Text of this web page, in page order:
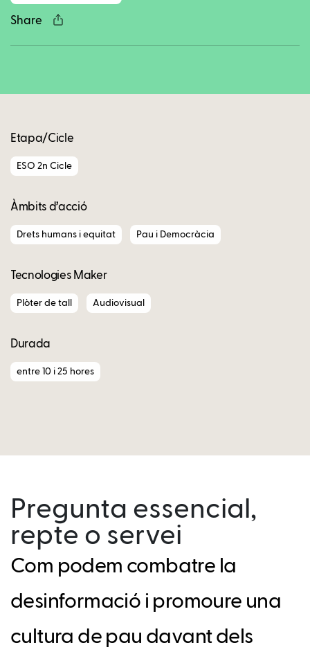
Share
Etapa/Cicle
ESO 2n Cicle
Àmbits d’acció
Drets humans i equitat Pau i Democràcia
Tecnologies Maker
Plòter de tall Audiovisual
Durada
entre 10 i 25 hores
Pregunta essencial,
repte o servei
Com podem combatre la
desinformació i promoure una
cultura de pau davant dels